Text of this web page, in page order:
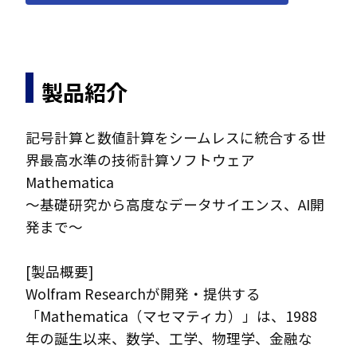
製品紹介
記号計算と数値計算をシームレスに統合する世
界最高水準の技術計算ソフトウェア
Mathematica
～基礎研究から高度なデータサイエンス、AI開
発まで～
[製品概要]
Wolfram Researchが開発・提供する
「Mathematica（マセマティカ）」は、1988
年の誕生以来、数学、工学、物理学、金融な